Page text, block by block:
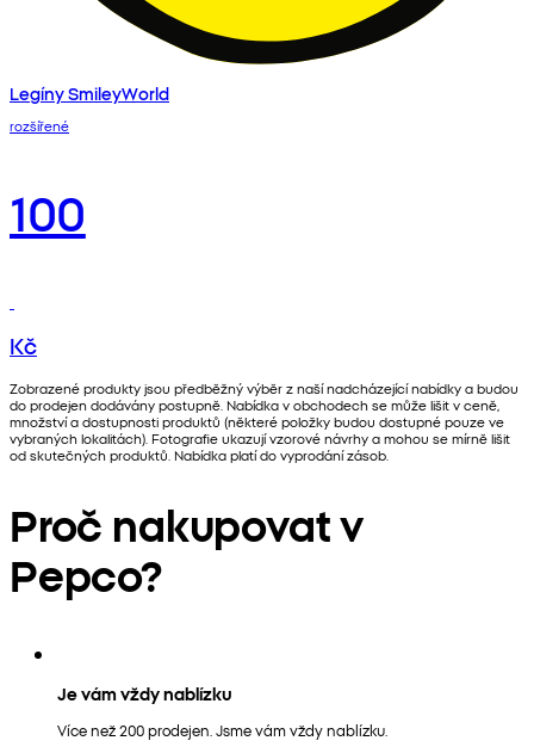
Legíny SmileyWorld
rozšířené
100
Kč
Zobrazené produkty jsou předběžný výběr z naší nadcházející nabídky a budou
do prodejen dodávány postupně. Nabídka v obchodech se může lišit v ceně,
množství a dostupnosti produktů (některé položky budou dostupné pouze ve
vybraných lokalitách). Fotografie ukazují vzorové návrhy a mohou se mírně lišit
od skutečných produktů. Nabídka platí do vyprodání zásob.
Proč nakupovat v
Pepco?
Je vám vždy nablízku
Více než 200 prodejen. Jsme vám vždy nablízku.